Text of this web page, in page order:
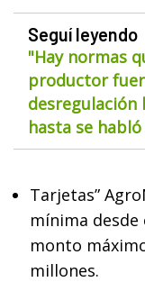
Seguí leyendo
"Hay normas
productor
desregulación
hasta se
Tarjetas”
mínima desde
monto
millones.